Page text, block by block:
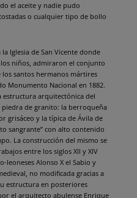
el aceite y nadie pudo
o cualquier tipo de bollo
Iglesia de San Vicente donde
niños, admiraron el conjunto
santos hermanos mártires
Monumento Nacional en 1882.
estructura arquitectónica del
de granito: la berroqueña
grisáceo y la típica de Ávila de
sangrante” con alto contenido
La construcción del mismo se
entre los siglos XII y XIV
leoneses Alonso X el Sabio y
no modificada gracias a
estructura en posteriores
el arquitecto abulense Enrique